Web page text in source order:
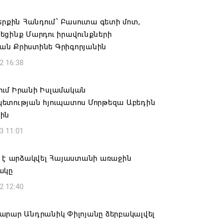
16:34
ԵՆՔ ՄԻԱՍԻՆ ՆՇԵԼՈՒ ՏԱՇՏՈՒՆ
ՕՐԸ
ղեկավար Գևորգ Փարսյանի
ճանապարհաշինական
աշխատանքներ՝ գյուղական
16:09
բանակը «Իսկանդերով» հարվածել
14:32
Հանդում՝ Բասուտա գետի մոտ,
Մարդու իրավունքների
Քրիստինե Գրիգորյանին
16:38
Իրանի Իսլամական
հյուպատոս Մորթեզա Աբեդին
11:01
է արձակվել Հայաստանի առաջին
12:40
Անդրանիկ Փիլոյանը ձերբակալվել